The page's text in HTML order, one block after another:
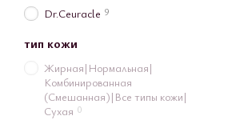
Dr.Ceuracle 9
тип кожи
Жирная|Нормальная|
Комбинированная
(Смешанная)|Все типы кожи|
Сухая 0